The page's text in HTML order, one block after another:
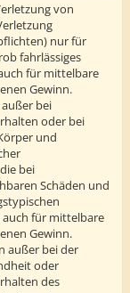
von
nur für
fahrlässiges
für mittelbare
Gewinn.
bei
oder bei
und
bei
Schäden und
auch für mittelbare
Gewinn.
außer bei der
oder
des